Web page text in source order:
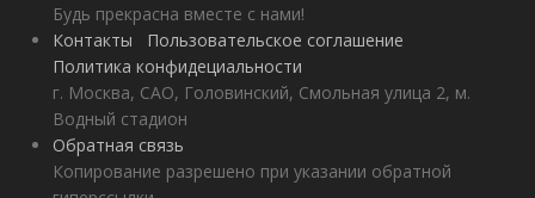
Будь прекрасна вместе с нами!
Контакты
Пользовательское соглашение
Политика конфидециальности
г. Москва, САО, Головинский, Смольная улица 2, м.
Водный стадион
Обратная связь
Копирование разрешено при указании обратной